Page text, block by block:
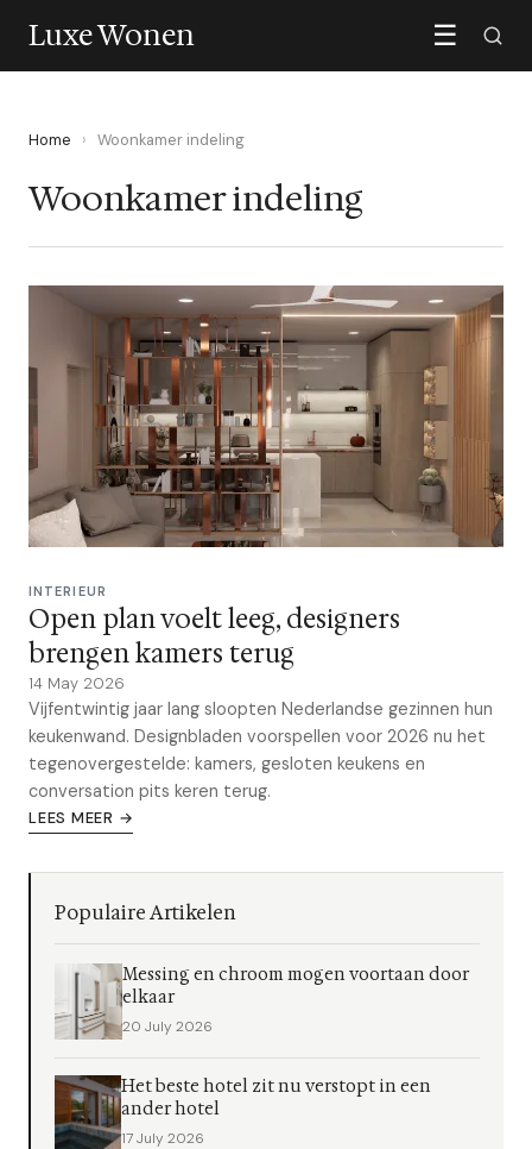
Luxe Wonen ☰
Home › Woonkamer indeling
Woonkamer indeling
INTERIEUR
Open plan voelt leeg, designers
brengen kamers terug
14 May 2026
Vijfentwintig jaar lang sloopten Nederlandse gezinnen hun
keukenwand. Designbladen voorspellen voor 2026 nu het
tegenovergestelde: kamers, gesloten keukens en
conversation pits keren terug.
LEES MEER →
Populaire Artikelen
Messing en chroom mogen voortaan door
elkaar
20 July 2026
Het beste hotel zit nu verstopt in een
ander hotel
17 July 2026